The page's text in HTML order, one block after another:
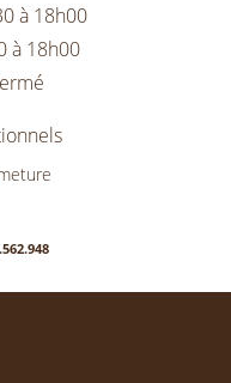
à 18h00
à 18h00